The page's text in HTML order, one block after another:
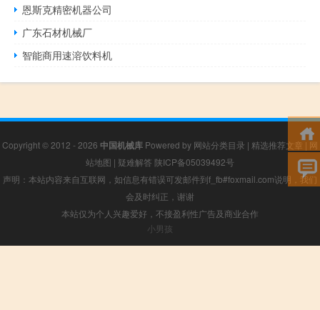
恩斯克精密机器公司
广东石材机械厂
智能商用速溶饮料机
Copyright © 2012 - 2026 中国机械库 Powered by 网站分类目录 | 精选推荐文章| 网
站地图 | 疑难解答 陕ICP备05039492号
声明：本站内容来自互联网，如信息有错误可发邮件到f_fb#foxmail.com说明，我们
会及时纠正，谢谢
本站仅为个人兴趣爱好，不接盈利性广告及商业合作
小男孩